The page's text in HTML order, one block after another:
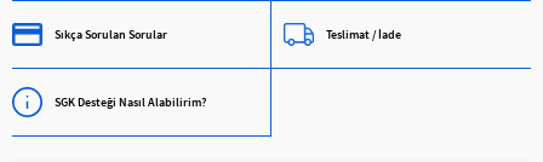
Sıkça Sorulan Sorular Teslimat / İade
SGK Desteği Nasıl Alabilirim?